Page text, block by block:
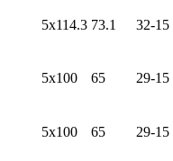
5x114.3 73.1 32-15
5x100 65 29-15
5x100 65 29-15